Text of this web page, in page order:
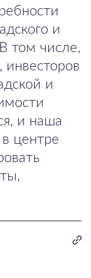
и
том числе,
инвесторов
и
и наша
центре